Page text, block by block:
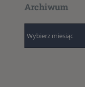
Archiwum